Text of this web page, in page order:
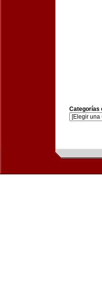
Categorías